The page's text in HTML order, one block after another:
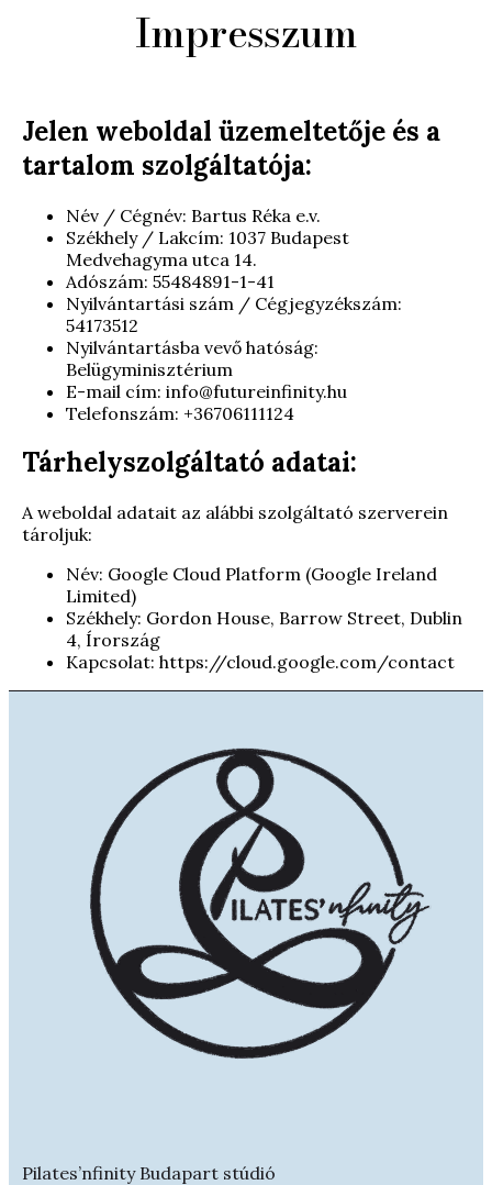
Impresszum
Jelen weboldal üzemeltetője és a
tartalom szolgáltatója:
Név / Cégnév: Bartus Réka e.v.
Székhely / Lakcím: 1037 Budapest
Medvehagyma utca 14.
Adószám: 55484891-1-41
Nyilvántartási szám / Cégjegyzékszám:
54173512
Nyilvántartásba vevő hatóság:
Belügyminisztérium
E-mail cím: info@futureinfinity.hu
Telefonszám: +36706111124
Tárhelyszolgáltató adatai:
A weboldal adatait az alábbi szolgáltató szerverein
tároljuk:
Név: Google Cloud Platform (Google Ireland
Limited)
Székhely: Gordon House, Barrow Street, Dublin
4, Írország
Kapcsolat: https://cloud.google.com/contact
Pilates’nfinity Budapart stúdió